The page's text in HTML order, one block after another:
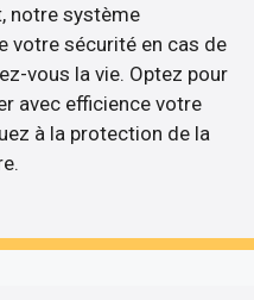
notre système
votre sécurité en cas de
vous la vie. Optez pour
avec efficience votre
à la protection de la